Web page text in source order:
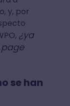
y, por
¿ya
se han